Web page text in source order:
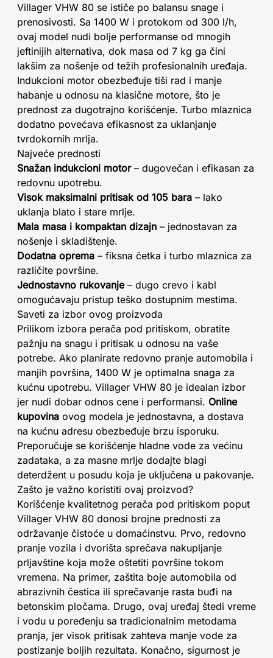
Villager VHW 80 se ističe po balansu snage i
prenosivosti. Sa 1400 W i protokom od 300 l/h,
ovaj model nudi bolje performanse od mnogih
jeftinijih alternativa, dok masa od 7 kg ga čini
lakšim za nošenje od težih profesionalnih uređaja.
Indukcioni motor obezbeđuje tiši rad i manje
habanje u odnosu na klasične motore, što je
prednost za dugotrajno korišćenje. Turbo mlaznica
dodatno povećava efikasnost za uklanjanje
tvrdokornih mrlja.
Najveće prednosti
Snažan indukcioni motor– dugovečan i efikasan za
redovnu upotrebu.
Visok maksimalni pritisak od 105 bara – lako
uklanja blato i stare mrlje.
Mala masa i kompaktan dizajn – jednostavan za
nošenje i skladištenje.
Dodatna oprema – fiksna četka i turbo mlaznica za
različite površine.
Jednostavno rukovanje– dugo crevo i kabl
omogućavaju pristup teško dostupnim mestima.
Saveti za izbor ovog proizvoda
Prilikom izbora perača pod pritiskom, obratite
pažnju na snagu i pritisak u odnosu na vaše
potrebe. Ako planirate redovno pranje automobila i
manjih površina, 1400 W je optimalna snaga za
kućnu upotrebu. Villager VHW 80 je idealan izbor
jer nudi dobar odnos cene i performansi. Online
kupovina ovog modela je jednostavna, a dostava
na kućnu adresu obezbeđuje brzu isporuku.
Preporučuje se korišćenje hladne vode za većinu
zadataka, a za masne mrlje dodajte blagi
deterdžent u posudu koja je uključena u pakovanje.
Zašto je važno koristiti ovaj proizvod?
Korišćenje kvalitetnog perača pod pritiskom poput
Villager VHW 80 donosi brojne prednosti za
održavanje čistoće u domaćinstvu. Prvo, redovno
pranje vozila i dvorišta sprečava nakupljanje
prljavštine koja može oštetiti površine tokom
vremena. Na primer, zaštita boje automobila od
abrazivnih čestica ili sprečavanje rasta buđi na
betonskim pločama. Drugo, ovaj uređaj štedi vreme
i vodu u poređenju sa tradicionalnim metodama
pranja, jer visok pritisak zahteva manje vode za
postizanje boljih rezultata. Konačno, sigurnost je